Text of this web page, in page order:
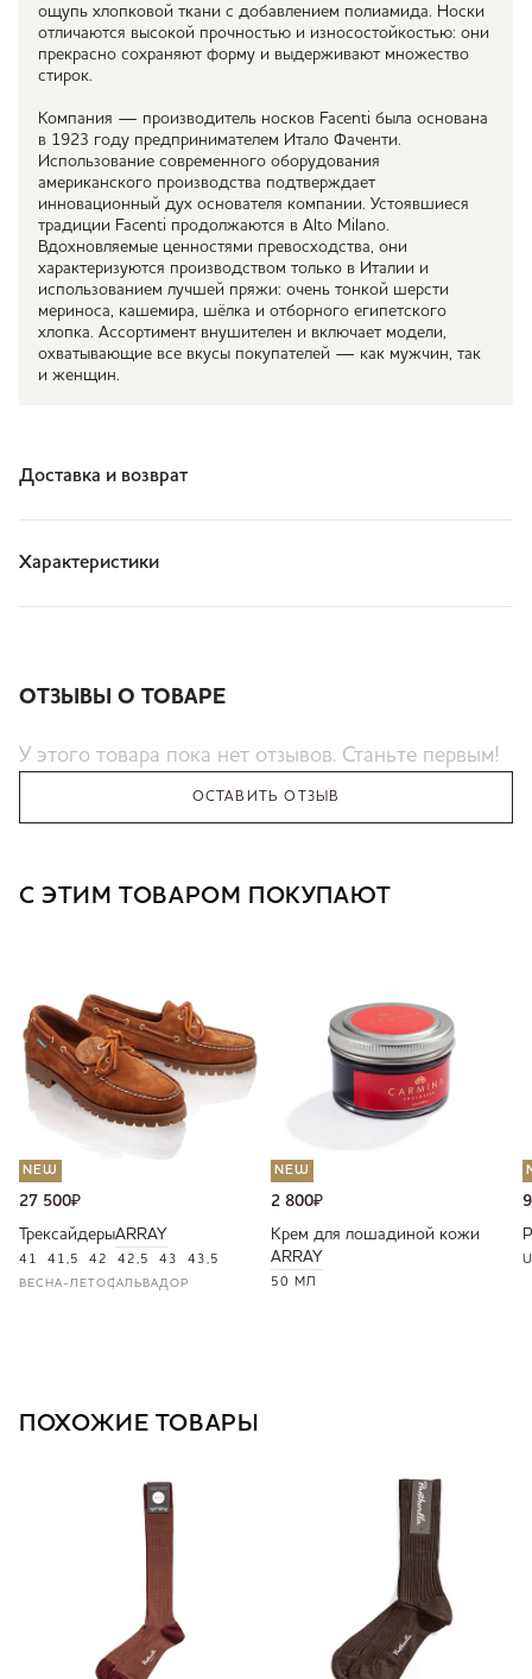
ощупь хлопковой ткани с добавлением полиамида. Носки
отличаются высокой прочностью и износостойкостью: они
прекрасно сохраняют форму и выдерживают множество
стирок.
Компания — производитель носков Facenti была основана
в 1923 году предпринимателем Итало Фаченти.
Использование современного оборудования
американского производства подтверждает
инновационный дух основателя компании. Устоявшиеся
традиции Facenti продолжаются в Аlto Milano.
Вдохновляемые ценностями превосходства, они
характеризуются производством только в Италии и
использованием лучшей пряжи: очень тонкой шерсти
мериноса, кашемира, шёлка и отборного египетского
хлопка. Ассортимент внушителен и включает модели,
охватывающие все вкусы покупателей — как мужчин, так
и женщин.
Доставка и возврат
Характеристики
ОТЗЫВЫ О ТОВАРЕ
У этого товара пока нет отзывов. Станьте первым!
ОСТАВИТЬ ОТЗЫВ
С ЭТИМ ТОВАРОМ ПОКУПАЮТ
NEW
27 500₽
ТрексайдерыARRAY
41 41,5 42 42,5 43 43,5
ВЕСНА-ЛЕТОСАЛЬВАДОР
NEW
2 800₽
Крем для лошадиной кожи
ARRAY
50 МЛ
ПОХОЖИЕ ТОВАРЫ